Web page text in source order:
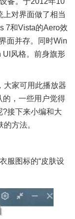
上对界面做了相当
7和Vista的Aero效
面并存。同时Win
UI风格。前身旗形
大家可用此播放器
的，一些用户觉得
接下来小编和大
方法。
服图标的“皮肤设